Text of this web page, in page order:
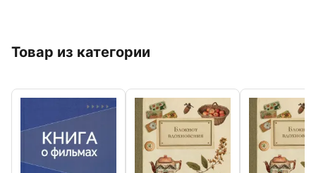
Товар из категории